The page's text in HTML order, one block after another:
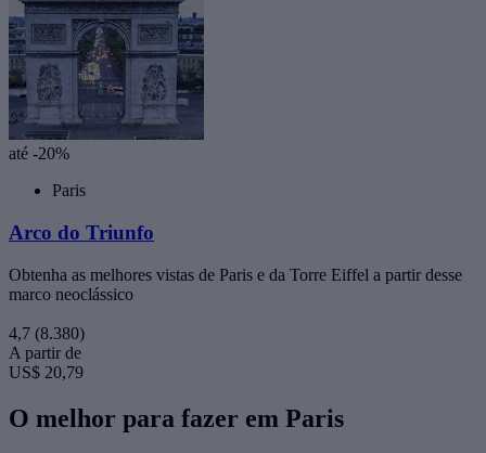
até -20%
Paris
Arco do Triunfo
Obtenha as melhores vistas de Paris e da Torre Eiffel a partir desse
marco neoclássico
4,7 (8.380)
A partir de
US$ 20,79
O melhor para fazer em Paris